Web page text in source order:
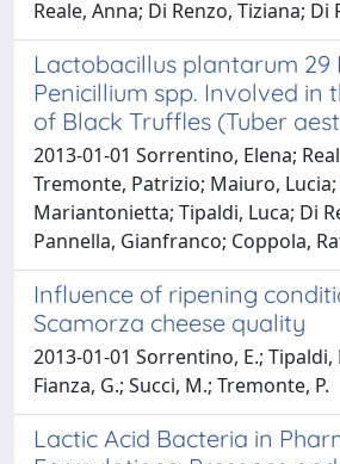
Reale, Anna; Di Renzo, Tiziana; Di
Lactobacillus plantarum 29
Penicillium spp. Involved in
of Black Truffles (Tuber
2013-01-01 Sorrentino, Elena;
Tremonte, Patrizio; Maiuro, Lucia;
Mariantonietta; Tipaldi, Luca; Di
Pannella, Gianfranco; Coppola,
Influence of ripening
Scamorza cheese quality
2013-01-01 Sorrentino, E.; Tipaldi,
Fianza, G.; Succi, M.; Tremonte, P.
Lactic Acid Bacteria in